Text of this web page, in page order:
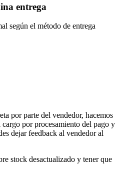
entrega
según el método de entrega
por parte del vendedor, hacemos
por procesamiento del pago y
dejar feedback al vendedor al
stock desactualizado y tener que